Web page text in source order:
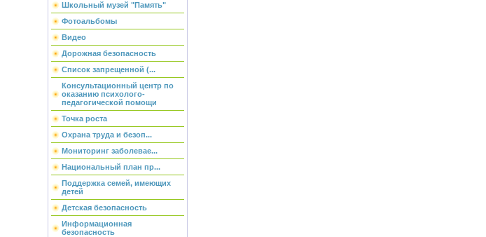
Школьный музей "Память"
Фотоальбомы
Видео
Дорожная безопасность
Список запрещенной (...
Консультационный центр по
оказанию психолого-
педагогической помощи
Точка роста
Охрана труда и безоп...
Мониторинг заболевае...
Национальный план пр...
Поддержка семей, имеющих
детей
Детская безопасность
Информационная
безопасность